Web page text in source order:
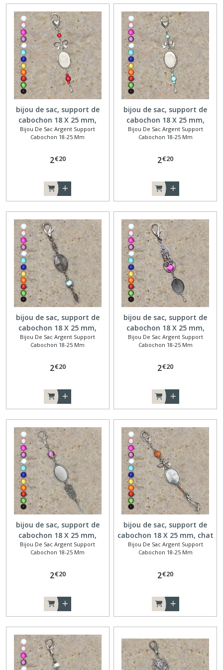
bijou de sac, support de
cabochon 18 X 25 mm,
nœud
Bijou De Sac Argent Support
Cabochon 18-25 Mm
2€20
bijou de sac, support de
cabochon 18 X 25 mm,
nœud papillon
Bijou De Sac Argent Support
Cabochon 18-25 Mm
2€20
bijou de sac, support de
cabochon 18 X 25 mm,
feuille
Bijou De Sac Argent Support
Cabochon 18-25 Mm
2€20
bijou de sac, support de
cabochon 18 X 25 mm,
coeur volutes
Bijou De Sac Argent Support
Cabochon 18-25 Mm
2€20
bijou de sac, support de
cabochon 18 X 25 mm,
chouette
Bijou De Sac Argent Support
Cabochon 18-25 Mm
2€20
bijou de sac, support de
cabochon 18 X 25 mm, chat
Bijou De Sac Argent Support
Cabochon 18-25 Mm
2€20
Bijoux
de
sac
argent
support
cabochon
25
mm
(23)
Bijou
cabochon
25
mm
(9)
Bijou
de
sac
argent
support
cabochon
14
(21)
cabochon
Porte-
clés
bronze
support
cabochon
(6)
Porte-
argenté
support
cabochon
résultats